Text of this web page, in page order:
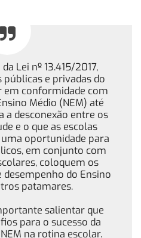
Lei nº 13.415/2017,
e privadas do
em conformidade com
Médio (NEM) até
a desconexão entre os
e o que as escolas
oportunidade para
em conjunto com
coloquem os
desempenho do Ensino
patamares.
salientar que
para o sucesso da
na rotina escolar.